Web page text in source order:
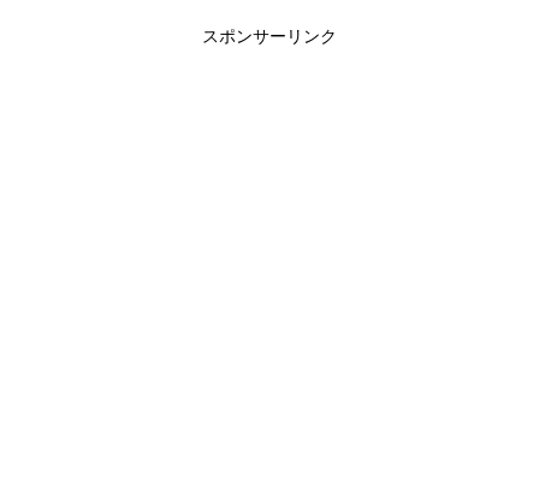
要ありませんが、...
スポンサーリンク